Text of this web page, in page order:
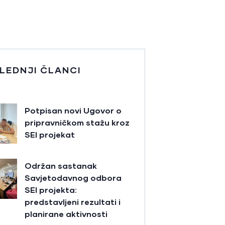
ČLANCI
Potpisan novi Ugovor o
pripravničkom stažu kroz
SEI projekat
Održan sastanak
Savjetodavnog odbora
SEI projekta:
predstavljeni rezultati i
planirane aktivnosti